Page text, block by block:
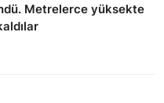
Metrelerce yüksekte